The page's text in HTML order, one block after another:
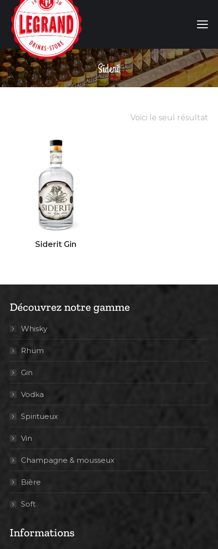
Siderit
Vous êtes ici :
Voici le seul résultat
Siderit Gin
Découvrez notre gamme
Whisky
Rhum
Gin
Vodka
Spiritueux
Vin
Champagne & mousseux
Bière
Soft
Informations